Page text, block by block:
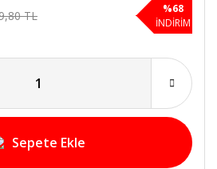
TL
%68
İNDİRİM
Sepete Ekle